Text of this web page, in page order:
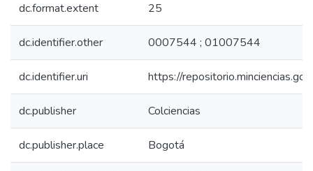
dc.format.extent 25
dc.identifier.other 0007544 ; 01007544
dc.identifier.uri https://
dc.publisher Colciencias
dc.publisher.place Bogotá